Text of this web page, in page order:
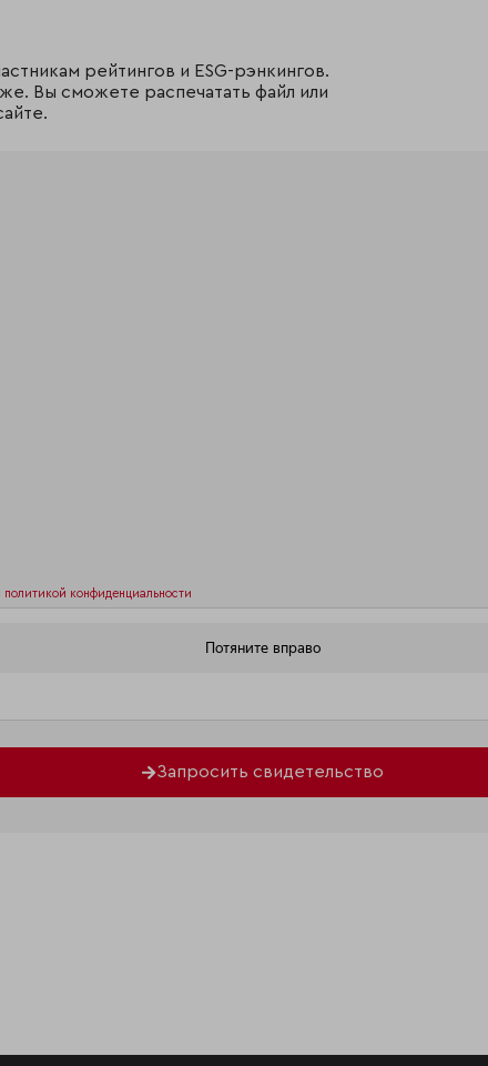
рейтингов и ESG-рэнкингов.
Вы сможете распечатать файл или
политикой конфиденциальности
Запросить свидетельство